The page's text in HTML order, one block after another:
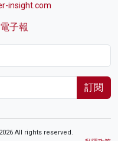
insight.com
子報
訂閱
All rights reserved.